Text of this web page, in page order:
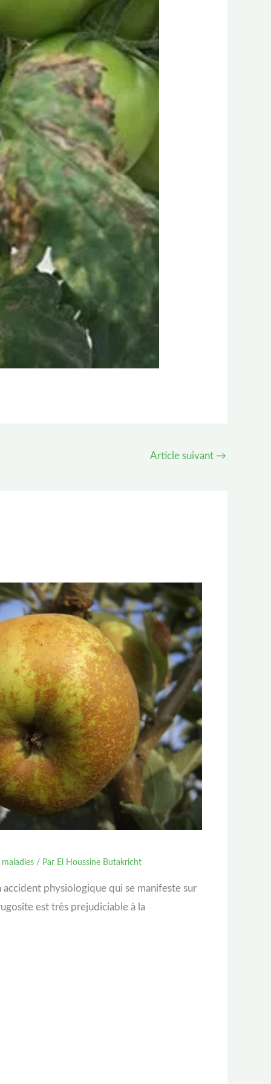
Article suivant →
maladies/ Par El Houssine Butakricht
accident physiologique qui se manifeste sur
est très prejudiciable à la